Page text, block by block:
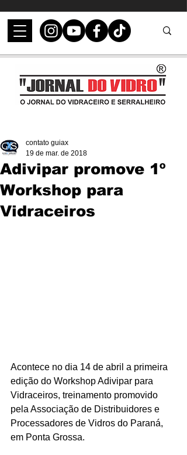
Adivipar promove 1º
Workshop para
Vidraceiros
contato guiax
19 de mar. de 2018
Acontece no dia 14 de abril a primeira
edição do Workshop Adivipar para
Vidraceiros, treinamento promovido
pela Associação de Distribuidores e
Processadores de Vidros do Paraná,
em Ponta Grossa.